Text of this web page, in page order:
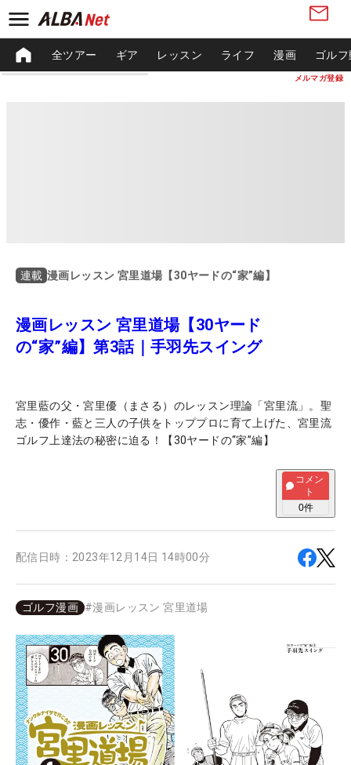
メルマガ登録
全ツアー ギア レッスン ライフ 漫画 ゴル
連載 漫画レッスン 宮里道場【30ヤードの“家”編】
漫画レッスン 宮里道場【30ヤード
の“家”編】第3話｜手羽先スイング
宮里藍の父・宮里優（まさる）のレッスン理論「宮里流」。聖
志・優作・藍と三人の子供をトッププロに育て上げた、宮里流
ゴルフ上達法の秘密に迫る！【30ヤードの“家”編】
コメン
ト
0件
配信日時： 2023年12月14日 14時00分
ゴルフ漫画 #漫画レッスン 宮里道場